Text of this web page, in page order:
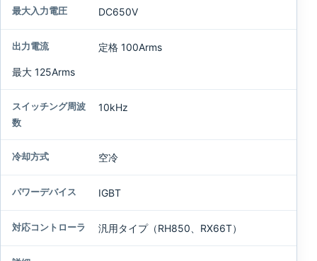
DC650V
定格 100Arms
最大 125Arms
10kHz
空冷
IGBT
汎用タイプ（RH850、RX66T）